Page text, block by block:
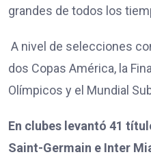
grandes de todos los
A nivel de selecciones
dos Copas América, la
Olímpicos y el Mundial
En clubes levantó 41
Saint-Germain e Inter